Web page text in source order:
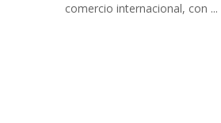
comercio internacional, con ...